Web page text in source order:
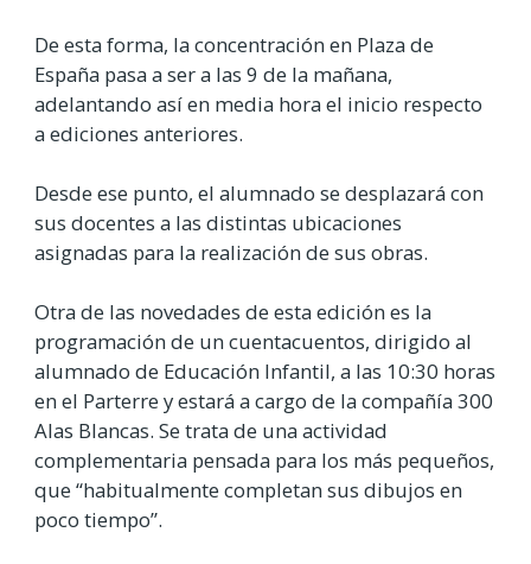
De esta forma, la concentración en Plaza de
España pasa a ser a las 9 de la mañana,
adelantando así en media hora el inicio respecto
a ediciones anteriores.
Desde ese punto, el alumnado se desplazará con
sus docentes a las distintas ubicaciones
asignadas para la realización de sus obras.
Otra de las novedades de esta edición es la
programación de un cuentacuentos, dirigido al
alumnado de Educación Infantil, a las 10:30 horas
en el Parterre y estará a cargo de la compañía 300
Alas Blancas. Se trata de una actividad
complementaria pensada para los más pequeños,
que “habitualmente completan sus dibujos en
poco tiempo”.